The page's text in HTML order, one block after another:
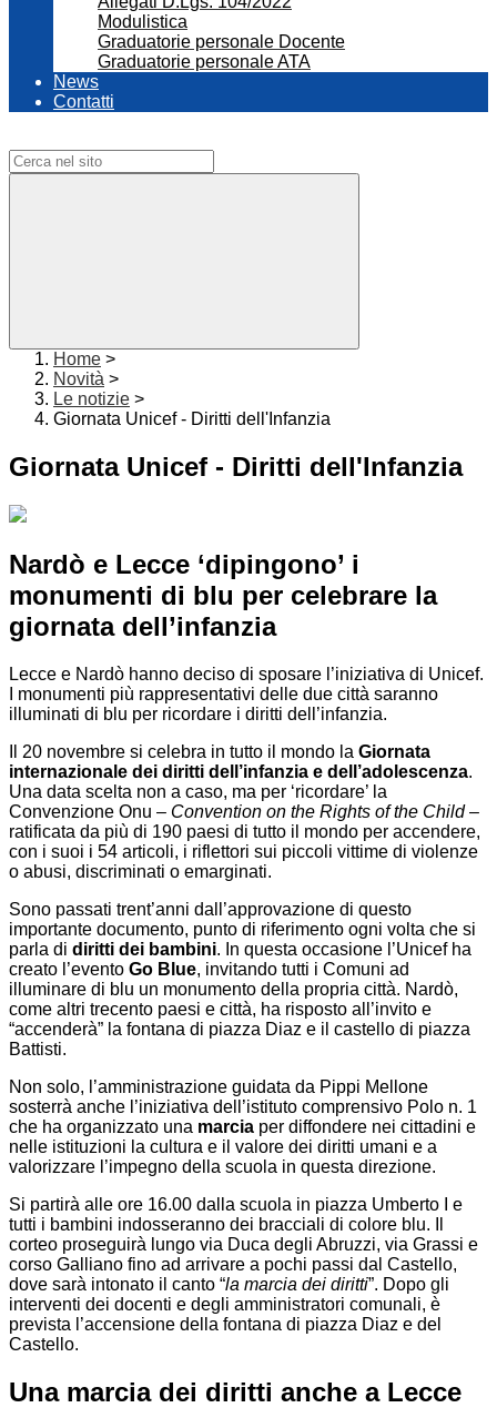
Modulistica
Graduatorie personale Docente
Graduatorie personale ATA
News
Contatti
Home >
Novità >
Le notizie >
Giornata Unicef - Diritti dell'Infanzia
Giornata Unicef - Diritti dell'Infanzia
Nardò e Lecce ‘dipingono’ i
monumenti di blu per celebrare la
giornata dell’infanzia
Lecce e Nardò hanno deciso di sposare l’iniziativa di Unicef.
I monumenti più rappresentativi delle due città saranno
illuminati di blu per ricordare i diritti dell’infanzia.
Il 20 novembre si celebra in tutto il mondo la Giornata
internazionale dei diritti dell’infanzia e dell’adolescenza.
Una data scelta non a caso, ma per ‘ricordare’ la
Convenzione Onu – Convention on the Rights of the Child–
ratificata da più di 190 paesi di tutto il mondo per accendere,
con i suoi i 54 articoli, i riflettori sui piccoli vittime di violenze
o abusi, discriminati o emarginati.
Sono passati trent’anni dall’approvazione di questo
importante documento, punto di riferimento ogni volta che si
parla di diritti dei bambini. In questa occasione l’Unicef ha
creato l’evento Go Blue, invitando tutti i Comuni ad
illuminare di blu un monumento della propria città. Nardò,
come altri trecento paesi e città, ha risposto all’invito e
“accenderà” la fontana di piazza Diaz e il castello di piazza
Battisti.
Non solo, l’amministrazione guidata da Pippi Mellone
sosterrà anche l’iniziativa dell’istituto comprensivo Polo n. 1
che ha organizzato una marcia per diffondere nei cittadini e
nelle istituzioni la cultura e il valore dei diritti umani e a
valorizzare l’impegno della scuola in questa direzione.
Si partirà alle ore 16.00 dalla scuola in piazza Umberto I e
tutti i bambini indosseranno dei bracciali di colore blu. Il
corteo proseguirà lungo via Duca degli Abruzzi, via Grassi e
corso Galliano fino ad arrivare a pochi passi dal Castello,
dove sarà intonato il canto “la marcia dei diritti”. Dopo gli
interventi dei docenti e degli amministratori comunali, è
prevista l’accensione della fontana di piazza Diaz e del
Castello.
Una marcia dei diritti anche a Lecce